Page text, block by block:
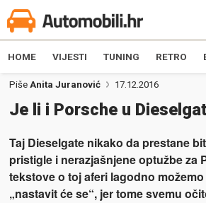
HOME VIJESTI TUNING RETRO
Piše Anita Juranović 17.12.2016
Je li i Porsche u
Taj Dieselgate nikako da prestane
pristigle i nerazjašnjene optužbe za
tekstove o toj aferi lagodno
„nastavit će se“, jer tome svemu